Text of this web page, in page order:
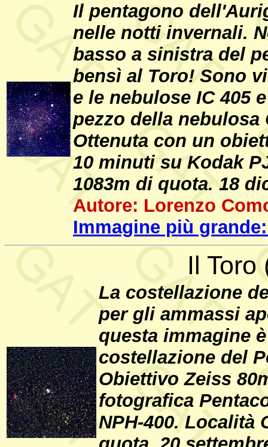
Il pentagono
nelle notti invernali.
basso a sinistra del
bensì al Toro! Sono
e le nebulose IC 405
pezzo della nebulosa
Ottenuta con un
10 minuti su Kodak
1083m di quota. 18
Autore: Lorenzo
Immagine più
Il Toro
La costellazione
per gli ammassi
questa immagine
costellazione del
Obiettivo Zeiss
fotografica
NPH-400. Località